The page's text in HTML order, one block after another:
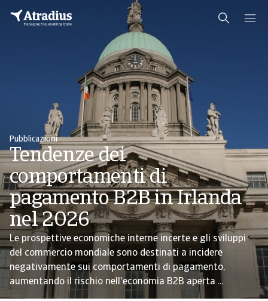
Pubblicazioni
Tendenze dei
comportamenti di
pagamento B2B in Irlanda
nel 2026
Le prospettive economiche interne incerte e gli sviluppi
del commercio mondiale sono destinati a incidere
negativamente sui comportamenti di pagamento,
aumentando il rischio nell'economia B2B aperta ...